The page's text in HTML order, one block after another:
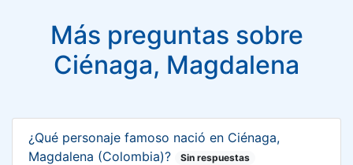
Más preguntas sobre
Ciénaga, Magdalena
¿Qué personaje famoso nació en Ciénaga,
Magdalena (Colombia)?
Sin respuestas